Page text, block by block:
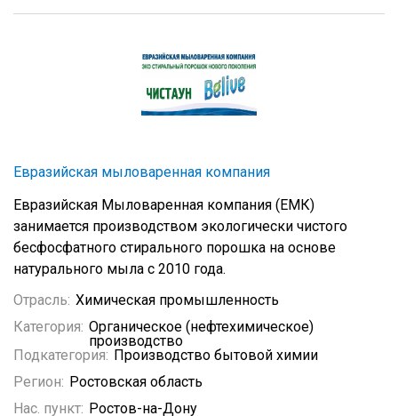
Евразийская мыловаренная компания
Евразийская Мыловаренная компания (ЕМК)
занимается производством экологически чистого
бесфосфатного стирального порошка на основе
натурального мыла с 2010 года.
Отрасль: Химическая промышленность
Категория: Органическое (нефтехимическое)
производство
Подкатегория: Производство бытовой химии
Регион: Ростовская область
Нас. пункт: Ростов-на-Дону